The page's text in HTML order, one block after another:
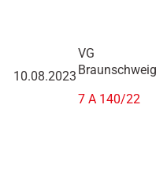
10.08.2023
VG
Braunschweig
7 A 140/22